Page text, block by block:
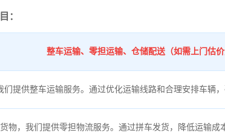
：
整车运输、零担运输、仓储配送（如需上门估价
们提供整车运输服务。通过优化运输线路和合理安排车辆
物，我们提供零担物流服务。通过拼车发货，降低运输成